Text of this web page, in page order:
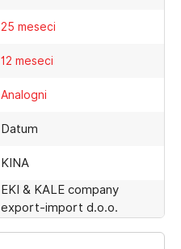
25 meseci
12 meseci
Analogni
Datum
KINA
EKI & KALE company
export-import d.o.o.